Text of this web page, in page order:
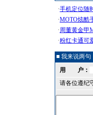
■ 我来说两句
用 户：
请各位遵纪